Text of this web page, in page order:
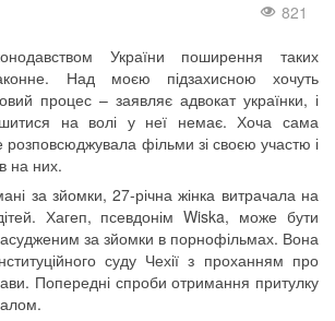
821
України поширення таких
Над моєю підзахисною хочуть
процес – заявляє адвокат українки, і
на волі у неї немає. Хоча сама
розповсюджувала фільми зі своєю участю і
на них.
за зйомки, 27-річна жінка витрачала на
Хагеп, псевдонім Wiska, може бути
за зйомки в порнофільмах. Вона
суду Чехії з проханням про
Попередні спроби отримання притулку